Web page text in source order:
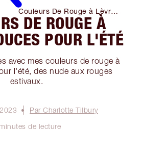
Couleurs De Rouge à Lèvres
Douces Pour L'été
DE ROUGE À
POUR L'ÉTÉ
avec mes couleurs de rouge à
l'été, des nude aux rouges
estivaux.
Par Charlotte Tilbury
de lecture